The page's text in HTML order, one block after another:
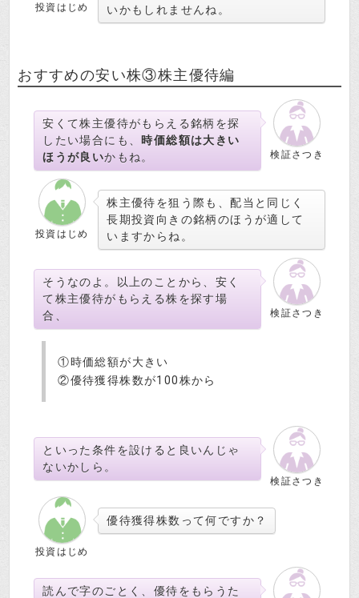
投資はじめ
いかもしれませんね。
おすすめの安い株③株主優待編
検証さつき
安くて株主優待がもらえる銘柄を探
したい場合にも、 時価総額は大きい
ほうが良いかもね。
投資はじめ
株主優待を狙う際も、配当と同じく
長期投資向きの銘柄のほうが適して
いますからね。
検証さつき
そうなのよ。以上のことから、安く
て株主優待がもらえる株を探す場
合、
①時価総額が大きい
②優待獲得株数が100株から
検証さつき
といった条件を設けると良いんじゃ
ないかしら。
投資はじめ
優待獲得株数って何ですか？
読んで字のごとく、優待をもらうた